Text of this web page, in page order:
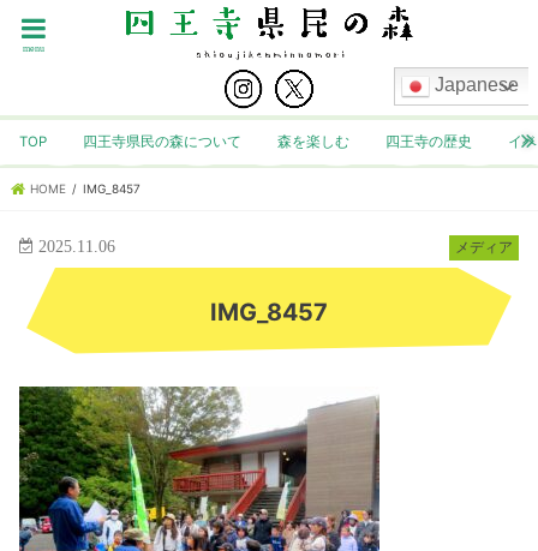
Japanese
menu
TOP 四王寺県民の森について 森を楽しむ 四王寺の歴史 イ
HOME IMG_8457
メディア
2025.11.06
IMG_8457